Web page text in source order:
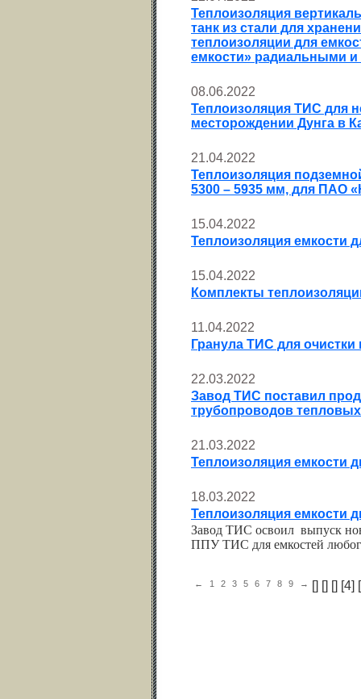
Теплоизоляция
танк из стали для
теплоизоляции для
емкости» радиальными
08.06.2022
Теплоизоляция ТИС для
месторождении Дунга в
21.04.2022
Теплоизоляция
5300 – 5935 мм, для ПАО
15.04.2022
Теплоизоляция емкости
15.04.2022
Комплекты
11.04.2022
Гранула ТИС для
22.03.2022
Завод ТИС поставил
трубопроводов
21.03.2022
Теплоизоляция емкости
18.03.2022
Теплоизоляция емкости
Завод ТИС освоил выпуск
ППУ ТИС для емкостей
← [
1 ] [
2 ] [
3 ] [4] [
5 6 7 8 9 →